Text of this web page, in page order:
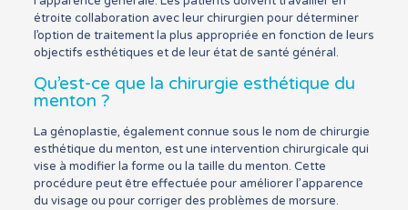
étroite collaboration avec leur chirurgien pour déterminer
l’option de traitement la plus appropriée en fonction de leurs
objectifs esthétiques et de leur état de santé général.
Qu’est-ce que la chirurgie esthétique du
menton ?
La génoplastie, également connue sous le nom de chirurgie
esthétique du menton, est une intervention chirurgicale qui
vise à modifier la forme ou la taille du menton. Cette
procédure peut être effectuée pour améliorer l’apparence
du visage ou pour corriger des problèmes de morsure.